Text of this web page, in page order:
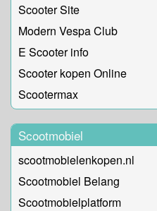
Scooter Site
Modern Vespa Club
E Scooter info
Scooter kopen Online
Scootermax
Scootmobiel
scootmobielenkopen.nl
Scootmobiel Belang
Scootmobielplatform